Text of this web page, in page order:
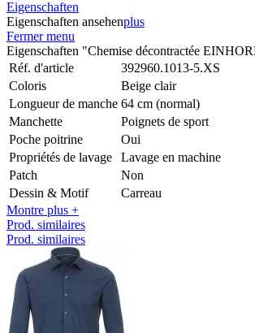
Eigenschaften
Eigenschaften ansehenplus
Fermer menu
Eigenschaften "Chemise décontractée
Réf. d'article
392960.1013-5.XS
Coloris
Beige clair
Longueur de manche 64 cm (normal)
Manchette
Poignets de sport
Poche poitrine
Oui
Propriétés de lavage
Lavage en machine
Patch
Non
Dessin & Motif
Carreau
Montre plus +
Prod. similaires
Prod. similaires